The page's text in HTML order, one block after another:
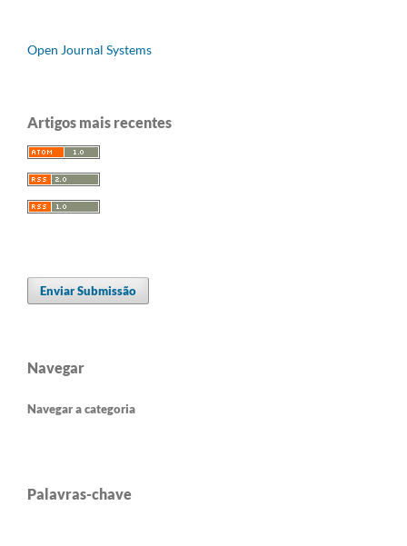
Open Journal Systems
Artigos mais recentes
Enviar Submissão
Navegar
Navegar a categoria
Palavras-chave